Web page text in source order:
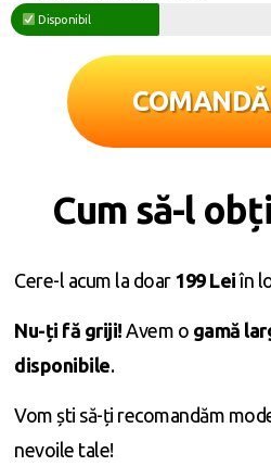
Disponibil
Cum să-l
Cere-l acum la doar 199 Leiîn
Nu-ți fă griji! Avem o gamă
disponibile.
Vom ști să-ți recomandăm
nevoile tale!